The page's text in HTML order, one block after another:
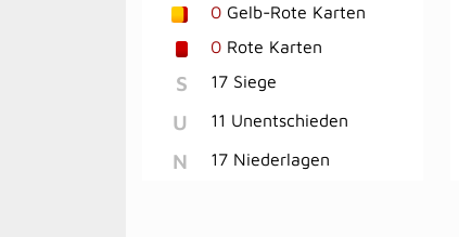
0 Gelb-Rote Karten
0 Rote Karten
S 17 Siege
U 11 Unentschieden
N 17 Niederlagen